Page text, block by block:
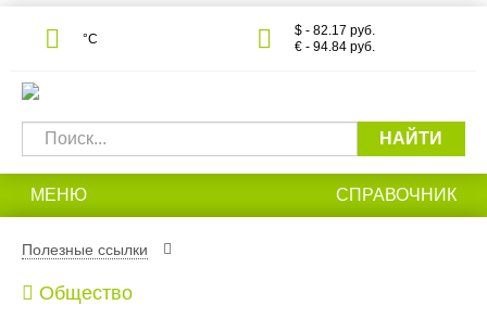
°С
$ - 82.17 руб.
€ - 94.84 руб.
НАЙТИ
МЕНЮ СПРАВОЧНИК
Полезные ссылки
Общество